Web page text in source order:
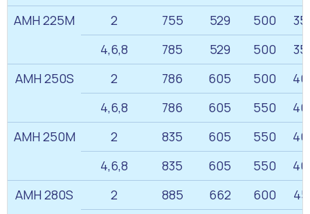
АМН 225M
2 755 529 500
4,6,8
785 529 500
АМН 250S
2 786 605 500
4,6,8
786 605 550
АМН 250M
2 835 605 550
4,6,8
835 605 550
АМН 280S
2 885 662 600